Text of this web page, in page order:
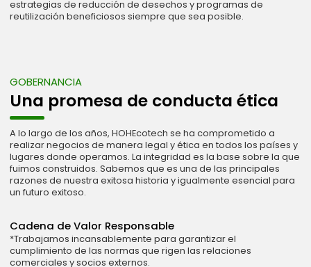
estrategias de reducción de desechos y programas de
reutilización beneficiosos siempre que sea posible.
GOBERNANCIA
Una promesa de conducta ética
A lo largo de los años, HOHEcotech se ha comprometido a
realizar negocios de manera legal y ética en todos los países y
lugares donde operamos. La integridad es la base sobre la que
fuimos construidos. Sabemos que es una de las principales
razones de nuestra exitosa historia y igualmente esencial para
un futuro exitoso.
Cadena de Valor Responsable
*Trabajamos incansablemente para garantizar el
cumplimiento de las normas que rigen las relaciones
comerciales y socios externos.